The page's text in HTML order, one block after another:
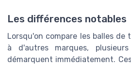
Les différences notables
Lorsqu'on compare les balles de
à d'autres marques,
démarquent immédiatement.